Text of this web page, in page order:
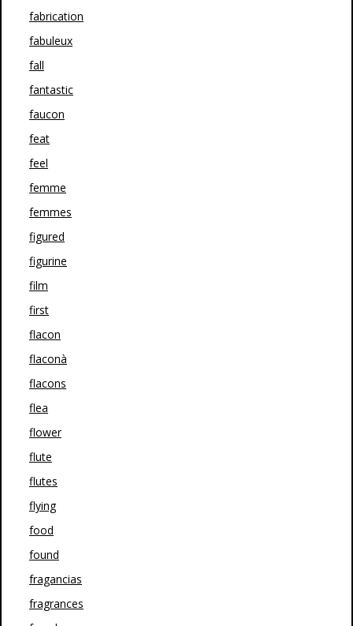
fabrication
fabuleux
fall
fantastic
faucon
feat
feel
femme
femmes
figured
figurine
film
first
flacon
flaconà
flacons
flea
flower
flute
flutes
flying
food
found
fragancias
fragrances